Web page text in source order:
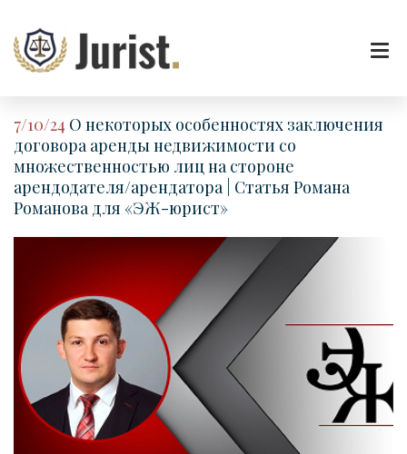
7/10/24 О некоторых особенностях заключения
договора аренды недвижимости со
множественностью лиц на стороне
арендодателя/арендатора | Статья Романа
Романова для «ЭЖ-юрист»